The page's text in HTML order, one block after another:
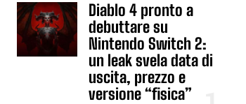
Diablo 4 pronto a
debuttare su
Nintendo Switch 2:
un leak svela data di
uscita, prezzo e
versione “fisica”